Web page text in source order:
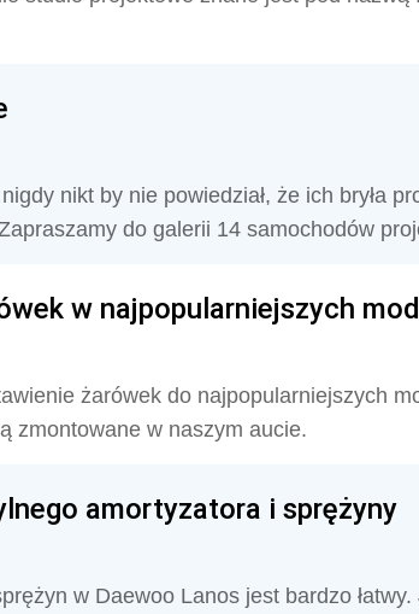
nikt by nie powiedział, że ich bryła
do galerii 14 samochodów
w najpopularniejszych
żarówek do najpopularniejszych
zmontowane w naszym aucie.
amortyzatora i sprężyny
w Daewoo Lanos jest bardzo łatwy.